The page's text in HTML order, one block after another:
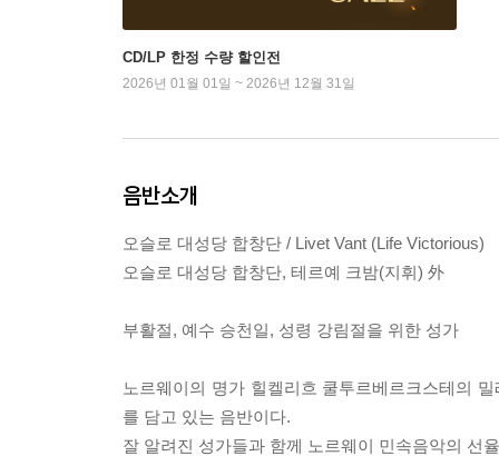
CD/LP 한정 수량 할인전
2026년 01월 01일 ~ 2026년 12월 31일
음반소개
오슬로 대성당 합창단 / Livet Vant (Life Victorious)
오슬로 대성당 합창단, 테르예 크밤(지휘) 外
부활절, 예수 승천일, 성령 강림절을 위한 성가
노르웨이의 명가 힐켈리흐 쿨투르베르크스테의
를 담고 있는 음반이다.
잘 알려진 성가들과 함께 노르웨이 민속음악의 선